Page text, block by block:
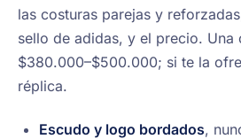
las costuras parejas y
sello de adidas, y el precio. Una
$380.000–$500.000; si te la
réplica.
Escudo y logo bordados,